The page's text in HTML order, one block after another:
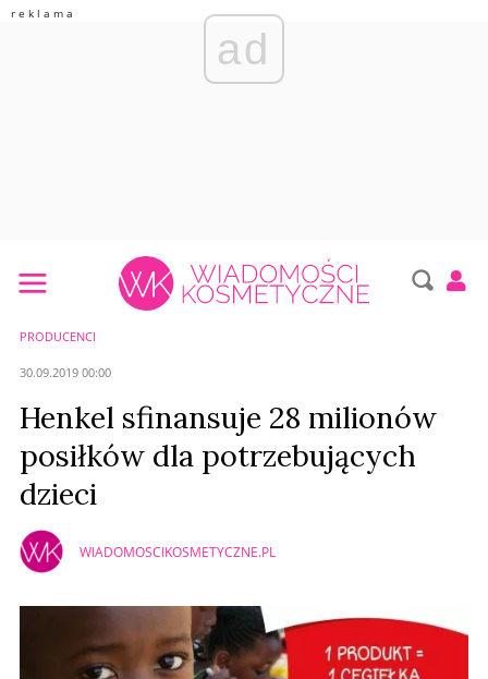
ad
PRODUCENCI
30.09.2019 00:00
Henkel sfinansuje 28 milionów
posiłków dla potrzebujących
dzieci
WIADOMOSCIKOSMETYCZNE.PL